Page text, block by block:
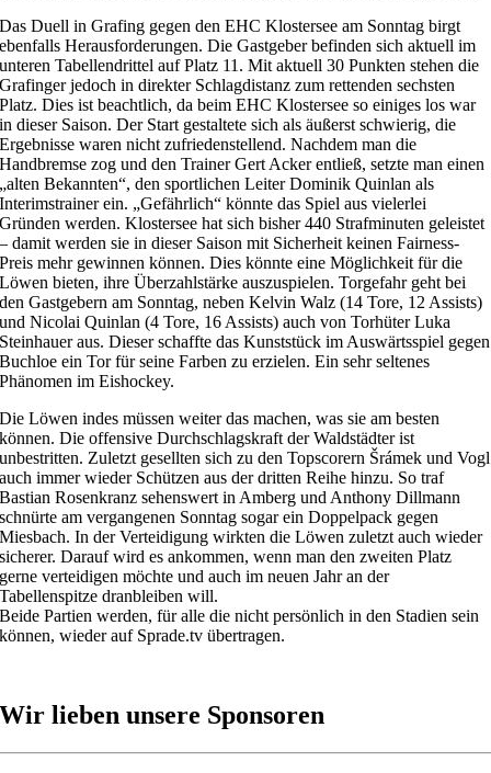
Das Duell in Grafing gegen den EHC Klostersee am Sonntag birgt
ebenfalls Herausforderungen. Die Gastgeber befinden sich aktuell im
unteren Tabellendrittel auf Platz 11. Mit aktuell 30 Punkten stehen die
Grafinger jedoch in direkter Schlagdistanz zum rettenden sechsten
Platz. Dies ist beachtlich, da beim EHC Klostersee so einiges los war
in dieser Saison. Der Start gestaltete sich als äußerst schwierig, die
Ergebnisse waren nicht zufriedenstellend. Nachdem man die
Handbremse zog und den Trainer Gert Acker entließ, setzte man einen
„alten Bekannten“, den sportlichen Leiter Dominik Quinlan als
Interimstrainer ein. „Gefährlich“ könnte das Spiel aus vielerlei
Gründen werden. Klostersee hat sich bisher 440 Strafminuten geleistet
– damit werden sie in dieser Saison mit Sicherheit keinen Fairness-
Preis mehr gewinnen können. Dies könnte eine Möglichkeit für die
Löwen bieten, ihre Überzahlstärke auszuspielen. Torgefahr geht bei
den Gastgebern am Sonntag, neben Kelvin Walz (14 Tore, 12 Assists)
und Nicolai Quinlan (4 Tore, 16 Assists) auch von Torhüter Luka
Steinhauer aus. Dieser schaffte das Kunststück im Auswärtsspiel gegen
Buchloe ein Tor für seine Farben zu erzielen. Ein sehr seltenes
Phänomen im Eishockey.
Die Löwen indes müssen weiter das machen, was sie am besten
können. Die offensive Durchschlagskraft der Waldstädter ist
unbestritten. Zuletzt gesellten sich zu den Topscorern Šrámek und Vogl
auch immer wieder Schützen aus der dritten Reihe hinzu. So traf
Bastian Rosenkranz sehenswert in Amberg und Anthony Dillmann
schnürte am vergangenen Sonntag sogar ein Doppelpack gegen
Miesbach. In der Verteidigung wirkten die Löwen zuletzt auch wieder
sicherer. Darauf wird es ankommen, wenn man den zweiten Platz
gerne verteidigen möchte und auch im neuen Jahr an der
Tabellenspitze dranbleiben will.
Beide Partien werden, für alle die nicht persönlich in den Stadien sein
können, wieder auf Sprade.tv übertragen.
Wir lieben unsere Sponsoren